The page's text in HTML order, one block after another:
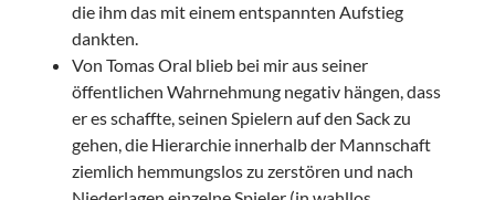
die ihm das mit einem entspannten Aufstieg
dankten.
Von Tomas Oral blieb bei mir aus seiner
öffentlichen Wahrnehmung negativ hängen, dass
er es schaffte, seinen Spielern auf den Sack zu
gehen, die Hierarchie innerhalb der Mannschaft
ziemlich hemmungslos zu zerstören und nach